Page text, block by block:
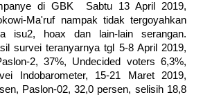
di GBK Sabtu 13 April 2019,
Ma'ruf nampak tidak tergoyahkan
isu2, hoax dan lain-lain serangan.
survei teranyarnya tgl 5-8 April 2019,
2, 37%, Undecided voters 6,3%,
Indobarometer, 15-21 Maret 2019,
Paslon-02, 32,0 persen, selisih 18,8